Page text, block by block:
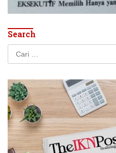
Search
Cari
untuk: